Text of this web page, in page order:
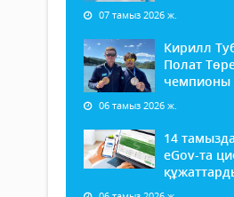
07 тамыз 2026 ж.
Кирилл
Полат
чемпионы
06 тамыз 2026 ж.
14
еGov-та